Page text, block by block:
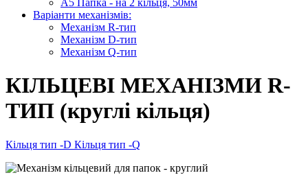
Варіанти механізмів:
Механізм R-тип
Механізм D-тип
Механізм Q-тип
КІЛЬЦЕВІ МЕХАНІЗМИ R-
ТИП (круглі кільця)
Кільця тип -D Кільця тип -Q